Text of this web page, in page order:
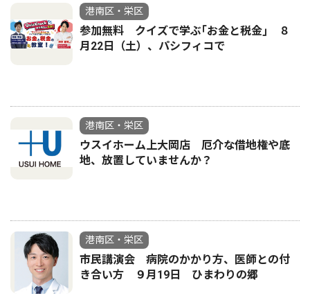
港南区・栄区
参加無料 クイズで学ぶ｢お金と税金｣ ８
月22日（土）、パシフィコで
港南区・栄区
ウスイホーム上大岡店 厄介な借地権や底
地、放置していませんか？
港南区・栄区
市民講演会 病院のかかり方、医師との付
き合い方 ９月19日 ひまわりの郷